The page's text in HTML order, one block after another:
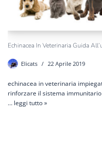
Echinacea In Veterinaria Guida
Elicats 22 Aprile 2019
echinacea in veterinaria
rinforzare il sistema
… leggi tutto »